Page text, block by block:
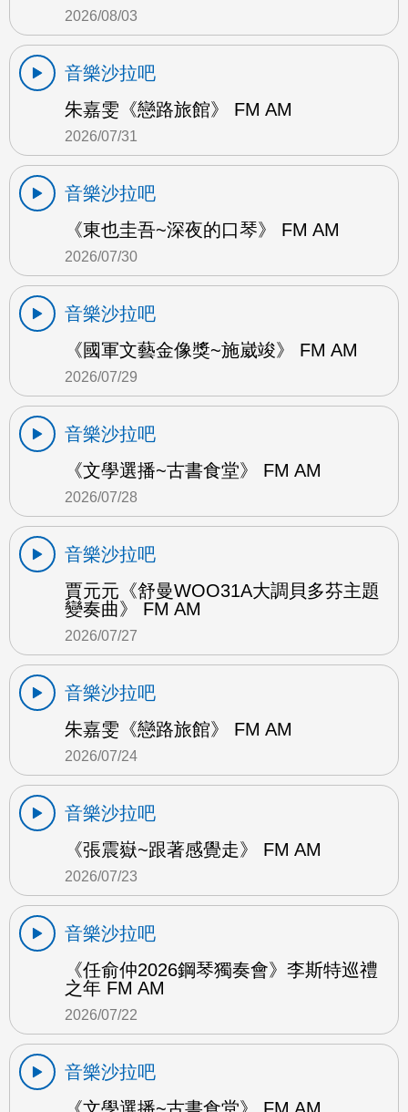
2026/08/03
音樂沙拉吧
朱嘉雯《戀路旅館》 FM AM
2026/07/31
音樂沙拉吧
《東也圭吾~深夜的口琴》 FM AM
2026/07/30
音樂沙拉吧
《國軍文藝金像獎~施崴竣》 FM AM
2026/07/29
音樂沙拉吧
《文學選播~古書食堂》 FM AM
2026/07/28
音樂沙拉吧
賈元元《舒曼WOO31A大調貝多芬主題
變奏曲》 FM AM
2026/07/27
音樂沙拉吧
朱嘉雯《戀路旅館》 FM AM
2026/07/24
音樂沙拉吧
《張震嶽~跟著感覺走》 FM AM
2026/07/23
音樂沙拉吧
《任俞仲2026鋼琴獨奏會》李斯特巡禮
之年 FM AM
2026/07/22
音樂沙拉吧